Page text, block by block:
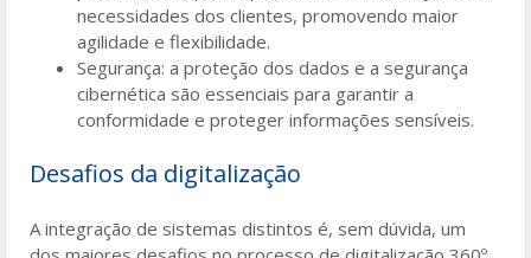
necessidades dos clientes, promovendo maior
agilidade e flexibilidade.
Segurança: a proteção dos dados e a segurança
cibernética são essenciais para garantir a
conformidade e proteger informações sensíveis.
Desafios da digitalização
A integração de sistemas distintos é, sem dúvida, um